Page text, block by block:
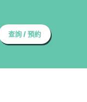
查詢 / 預約